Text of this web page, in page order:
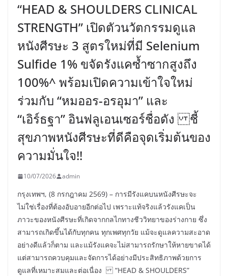
“HEAD & SHOULDERS CLINICAL
STRENGTH” เปิดตัวนวัตกรรมดูแล
หนังศีรษะ 3 สูตรใหม่ที่มี Selenium
Sulfide 1% ขจัดรังแคซ้ำซากสูงถึง
100%^ พร้อมเปิดความเข้าใจใหม่
ร่วมกับ “หมออร-อรอุมา” และ
“เอิร์ธฐา” อินฟลูเอนเซอร์ชื่อดัง ชี้
สุขภาพหนังศีรษะที่ดีคือจุดเริ่มต้นของ
ความมั่นใจ!!
10/07/2026 admin
กรุงเทพฯ, (8 กรกฎาคม 2569) – การมีรังแคบนหนังศีรษะจะ
ไม่ใช่เรื่องที่ต้องอับอายอีกต่อไป เพราะแท้จริงแล้วรังแคเป็น
ภาวะของหนังศีรษะที่เกิดจากกลไกทางชีววิทยาของร่างกาย ซึ่ง
สามารถเกิดขึ้นได้กับทุกคน ทุกเพศทุกวัย แม้จะดูแลความสะอาด
อย่างดีแล้วก็ตาม และแม้รังแคจะไม่สามารถรักษาให้หายขาดได้
แต่สามารถควบคุมและจัดการได้อย่างมีประสิทธิภาพด้วยการ
ดูแลที่เหมาะสมและต่อเนื่อง “HEAD & SHOULDERS”